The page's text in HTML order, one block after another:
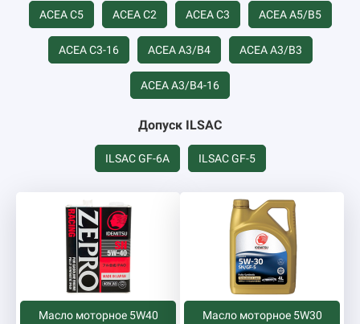
ACEA C5 ACEA C2 ACEA C3 ACEA A5/B5
ACEA C3-16 ACEA А3/B4 ACEA А3/B3
ACEA А3/B4-16
Допуск ILSAC
ILSAC GF-6A ILSAC GF-5
Масло моторное 5W40
Масло моторное 5W30